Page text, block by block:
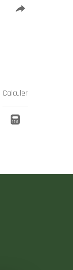
Calculer